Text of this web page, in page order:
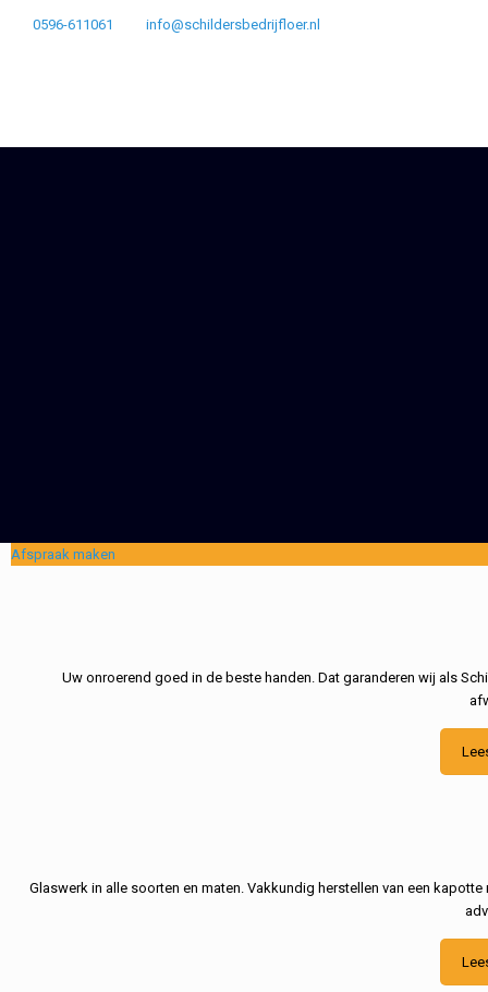
0596-611061 info@schildersbedrijfloer.nl
Afspraak maken
Uw onroerend goed in de beste handen. Dat garanderen wij als
Glaswerk in alle soorten en maten. Vakkundig herstellen van een